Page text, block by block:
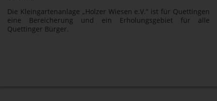
Die Kleingartenanlage „Holzer Wiesen e.V.“ ist für Quettingen
eine Bereicherung und ein Erholungsgebiet für alle
Quettinger Bürger.